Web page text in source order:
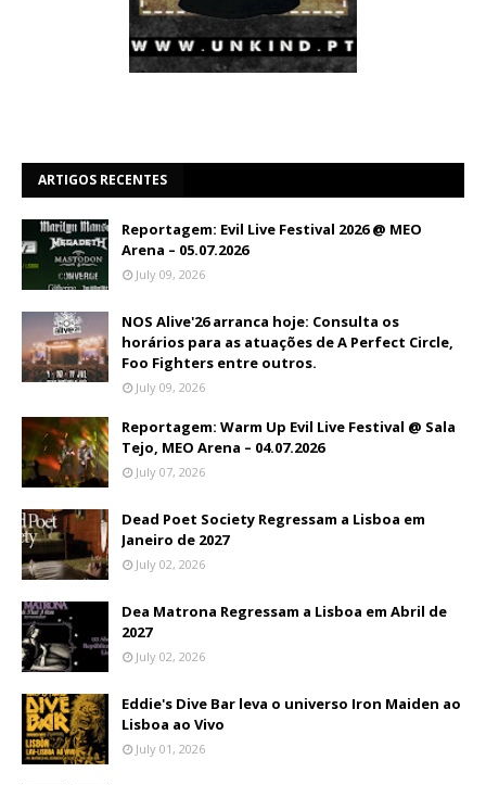
ARTIGOS RECENTES
Reportagem: Evil Live Festival 2026 @ MEO
Arena – 05.07.2026
July 09, 2026
NOS Alive'26 arranca hoje: Consulta os
horários para as atuações de A Perfect Circle,
Foo Fighters entre outros.
July 09, 2026
Reportagem: Warm Up Evil Live Festival @ Sala
Tejo, MEO Arena – 04.07.2026
July 07, 2026
Dead Poet Society Regressam a Lisboa em
Janeiro de 2027
July 02, 2026
Dea Matrona Regressam a Lisboa em Abril de
2027
July 02, 2026
Eddie's Dive Bar leva o universo Iron Maiden ao
Lisboa ao Vivo
July 01, 2026